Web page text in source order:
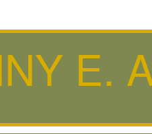
E.